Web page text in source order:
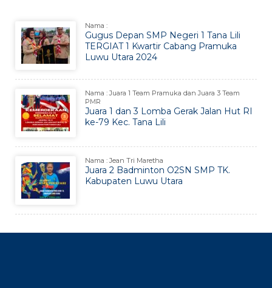
Nama :
Gugus Depan SMP Negeri 1 Tana Lili
TERGIAT 1 Kwartir Cabang Pramuka
Luwu Utara 2024
Nama : Juara 1 Team Pramuka dan Juara 3 Team
PMR
Juara 1 dan 3 Lomba Gerak Jalan Hut RI
ke-79 Kec. Tana Lili
Nama : Jean Tri Maretha
Juara 2 Badminton O2SN SMP TK.
Kabupaten Luwu Utara